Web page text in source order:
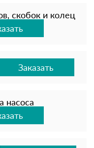
скобок и колец
Заказать
насоса